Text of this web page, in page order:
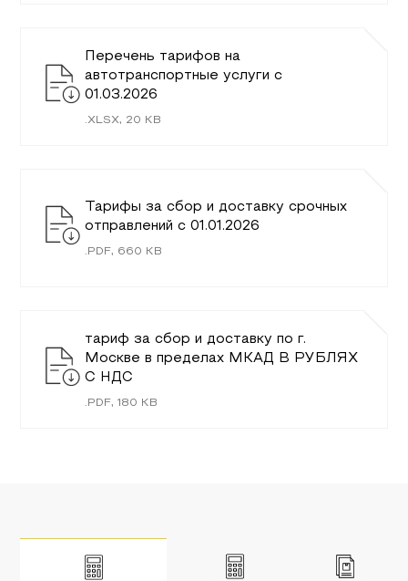
Перечень тарифов на
автотранспортные услуги c
01.03.2026
XLSX, 20 KB
Тарифы за сбор и доставку срочных
отправлений с 01.01.2026
. PDF, 660 KB
тариф за сбор и доставку по г.
Москве в пределах МКАД В РУБЛЯХ
С НДС
PDF,180 KB